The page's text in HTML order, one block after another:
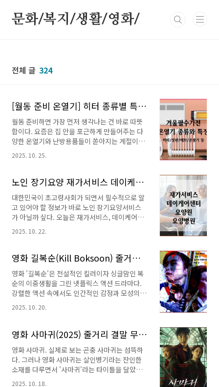
문화/복지/생활/영화/
전체 글 324
[월동 준비 온열기] 히터 종류별 특징 장단점 가격 비교! 이런 차이 알고 선택하자!
월동 준비하면 가장 먼저 생각나는 건 바로 따뜻
함이다. 요즘은 집 안을 포근하게 만들어주는 다
양한 온열기와 난방용품들이 쏟아지는 계절이다.
하지만 종류가 너무 많아 무엇을 사야 할지 고민
이 된다. 그래서 월동 준비를 위한 온열기를 파헤
장단점, 가격대, 선택 팁을 한눈에 정리하고, 다음
다. 용도와 공간에 맞는 난방 가전을 선택하는데
도움이 되기를 바란다.실내난방과 온돌난방 차이
☞ 겨울철 난방. 실내와 온돌 무엇이 옳은가?에너
지바우처 난방비 절약방법☞ 난방비를 지원하는
할 때! 온열기 종류별 특징과 열 발생 방식온열기
하면 가..
2025. 10. 25.
노인 장기요양 재가서비스 데이케어센터 요양원 요양병원 비교 분석표 제공
대한민국이 초고령사회가 되면서 필수적으로 알
고 있어야 할 정보가 바로 노인 장기요양서비스
가 아닐까 싶다. 오늘은 재가서비스, 데이케어센
터, 요양원, 요양병원의 차이와 비용을 비교하여
한눈에 정리하고, 각 서비스별 상세 정보는 신청
개한 지난 포스트로 안내한다.이제 각 서비스 및
시설 정보에 대한 특징 및 한눈에 정리한 비교분
석표로 들어가 보자. 재가서비스개념: 요양보호
사가 가정에 방문해 신체·가사·정서적 지원을 제
공한다.장점: 익숙한 환경에서 생활을 유지할 수
있고 가족의 돌봄 부담을 줄인다.단점: 주기적 방
내 집에서 돌봄 서비스 받는 방법! 데이케어센터
개념: 낮 시간..
2025. 10. 22.
영화 길복순(Kill Boksoon) 줄거리 리뷰. 킬러이자 엄마인 두 얼굴의 전도연
영화 '길복순'은 전설적인 킬러이자 싱글맘인 복
순의 이중생활을 그린 넷플릭스 액션 드라마다.
강렬한 액션 속에서도 인간적인 감정과 모성의
갈등이 깊게 남는 작품이다.오늘은 영화 길복순
의 줄거리, 주요 장면 등과 영화리뷰를 소개한다.
작 '사마귀'에 대한 줄거리와 감상평을 아래 링크
를 통해 소개한다.길복순의 스핀오프 '사마귀' 리
뷰☞ 길복순에서 사마귀로! 영화 줄거리 리뷰보
기 영화 '길복순' 정보제목: 길복순 (Kill
Boksoon)감독: 변성현출연: 전도연(길복순),
설경구(차민규), 이솜(차민희), 구경표(한희성)
2025. 10. 20.
영화 사마귀(2025) 줄거리 결말 무거운 소재의 가벼움과 색 바랜 심리전
영화 사마귀. 실제로 보는 곤충 사마귀는 섬뜩하
다. 그러나 영화 사마귀는 살인병기라는 잔인한
소재를 다루면서 '사마귀'라는 타이틀을 달았음
2025. 10. 18.